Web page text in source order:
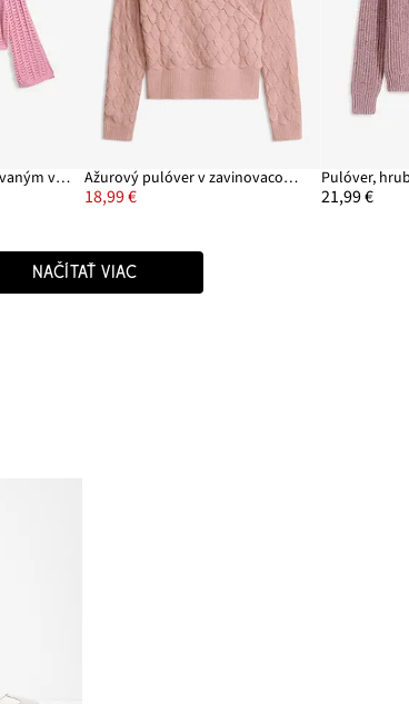
Pletený sveter s dierkovaným vzorom Ažurový pulóver v zavinovacom vzhľade
18,99 € 21,99 €
NAČÍTAŤ VIAC